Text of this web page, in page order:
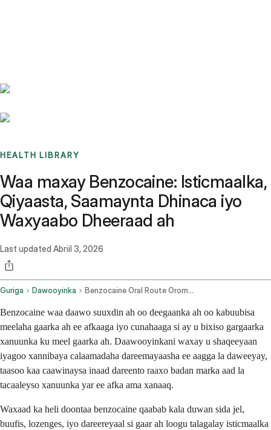
HEALTH LIBRARY
Waa maxay Benzocaine: Isticmaalka,
Qiyaasta, Saamaynta Dhinaca iyo
Waxyaabo Dheeraad ah
Last updated Abriil 3, 2026
Guriga Dawooyinka Benzocaine Oral Route Oromucosal Route
Benzocaine waa daawo suuxdin ah oo deegaanka ah oo kabuubisa
meelaha gaarka ah ee afkaaga iyo cunahaaga si ay u bixiso gargaarka
xanuunka ku meel gaarka ah. Daawooyinkani waxay u shaqeeyaan
iyagoo xannibaya calaamadaha dareemayaasha ee aagga la daweeyay,
taasoo kaa caawinaysa inaad dareento raaxo badan marka aad la
tacaaleyso xanuunka yar ee afka ama xanaaq.
Waxaad ka heli doontaa benzocaine qaabab kala duwan sida jel,
buufis, lozenges, iyo dareereyaal si gaar ah loogu talagalay isticmaalka